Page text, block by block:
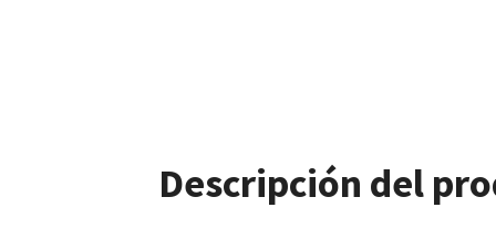
Descripción del